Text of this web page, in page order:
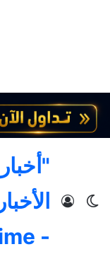
- BeirutTime"
الوضع المظلم
تسجيل الدخول